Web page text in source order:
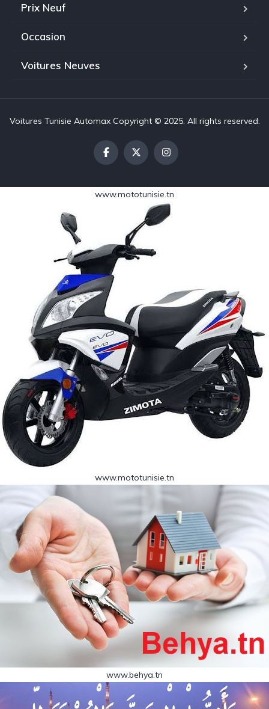
Prix Neuf
Occasion
Voitures Neuves
Voitures Tunisie Automax Copyright © 2025. All rights reserved.
www.mototunisie.tn
www.mototunisie.tn
www.behya.tn